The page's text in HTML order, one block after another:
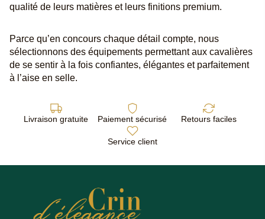
qualité de leurs matières et leurs finitions premium.
Parce qu’en concours chaque détail compte, nous
sélectionnons des équipements permettant aux cavalières
de se sentir à la fois confiantes, élégantes et parfaitement
à l’aise en selle.
Livraison gratuite Paiement sécurisé Retours faciles
Service client